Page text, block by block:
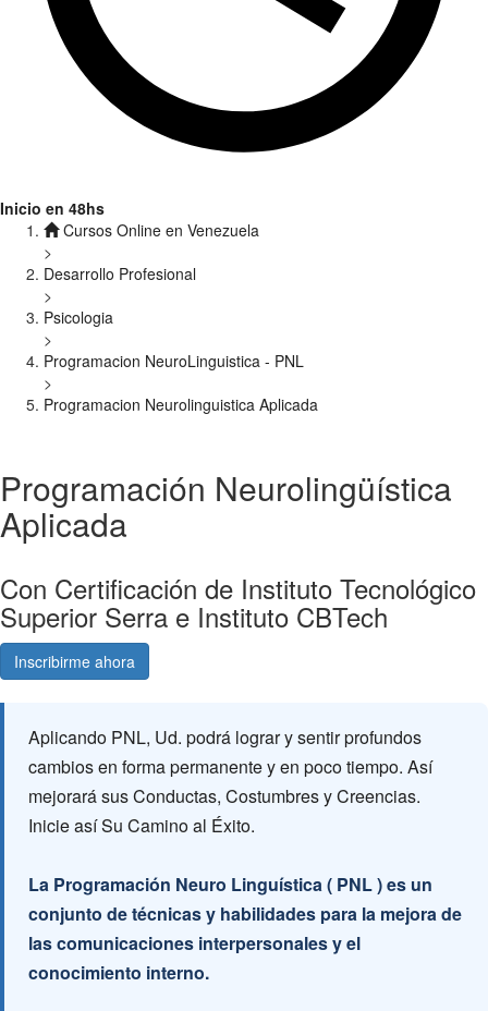
Inicio en 48hs
Cursos Online en Venezuela
>
Desarrollo Profesional
>
Psicologia
>
Programacion NeuroLinguistica - PNL
>
Programacion Neurolinguistica Aplicada
Programación Neurolingüística
Aplicada
Con Certificación de Instituto Tecnológico
Superior Serra e Instituto CBTech
Inscribirme ahora
Aplicando PNL, Ud. podrá lograr y sentir profundos
cambios en forma permanente y en poco tiempo. Así
mejorará sus Conductas, Costumbres y Creencias.
Inicie así Su Camino al Éxito.
La Programación Neuro Linguística ( PNL ) es un
conjunto de técnicas y habilidades para la mejora de
las comunicaciones interpersonales y el
conocimiento interno.